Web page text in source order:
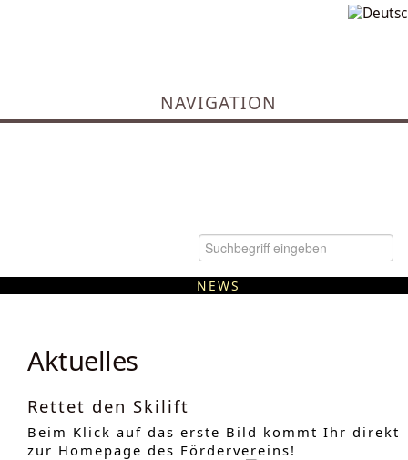
NAVIGATION
NEWS
Aktuelles
Rettet den Skilift
Beim Klick auf das erste Bild kommt Ihr direkt
zur Homepage des Fördervereins!